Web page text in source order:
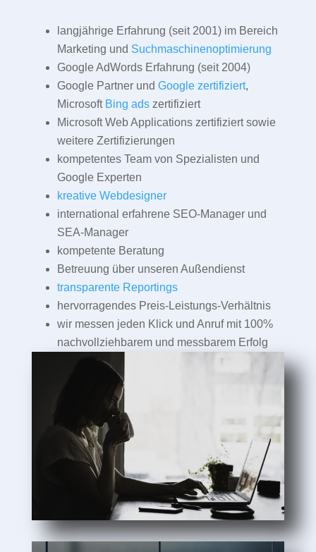
langjährige Erfahrung (seit 2001) im Bereich
Marketing und Suchmaschinenoptimierung
Google AdWords Erfahrung (seit 2004)
Google Partner und Google zertifiziert,
Microsoft Bing adszertifiziert
Microsoft Web Applications zertifiziert sowie
weitere Zertifizierungen
kompetentes Team von Spezialisten und
Google Experten
kreative Webdesigner
international erfahrene SEO-Manager und
SEA-Manager
kompetente Beratung
Betreuung über unseren Außendienst
transparente Reportings
hervorragendes Preis-Leistungs-Verhältnis
wir messen jeden Klick und Anruf mit 100%
nachvollziehbarem und messbarem Erfolg